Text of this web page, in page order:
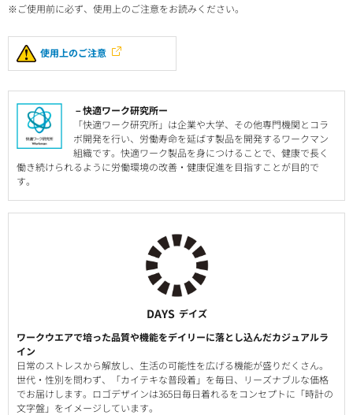
※ご使用前に必ず、使用上のご注意をお読みください。
使用上のご注意
－快適ワーク研究所ー
「快適ワーク研究所」は企業や大学、その他専門機関とコラ
ボ開発を行い、労働寿命を延ばす製品を開発するワークマン
組織です。快適ワーク製品を身につけることで、健康で長く
働き続けられるように労働環境の改善・健康促進を目指すことが目的で
す。
DAYS デイズ
ワークウエアで培った品質や機能をデイリーに落とし込んだカジュアルラ
イン
日常のストレスから解放し、生活の可能性を広げる機能が盛りだくさん。
世代・性別を問わず、「カイテキな普段着」を毎日、リーズナブルな価格
でお届けします。ロゴデザインは365日毎日着れるをコンセプトに「時計の
文字盤」をイメージしています。